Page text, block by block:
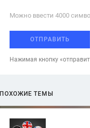
Можно ввести 4000
ОТПРАВИТЬ
Нажимая кнопку
ПОХОЖИЕ ТЕМЫ